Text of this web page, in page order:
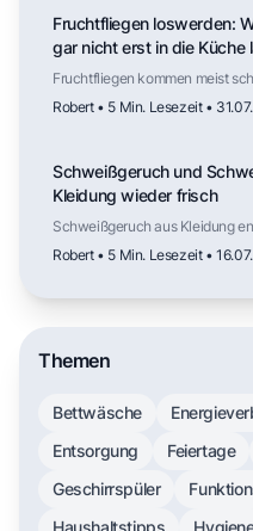
Fruchtfliegen loswerden:
gar nicht erst in die Küche
Fruchtfliegen kommen meist
warum Kälte die Vermehrung
Robert • 5 Min. Lesezeit •
Schweißgeruch und
Kleidung wieder frisch
Schweißgeruch aus Kleidung
dem richtigen Waschprogramm
Robert • 5 Min. Lesezeit •
Themen
Bettwäsche
Entsorgung
Feiertage
Geschirrspüler
Haushaltstipps